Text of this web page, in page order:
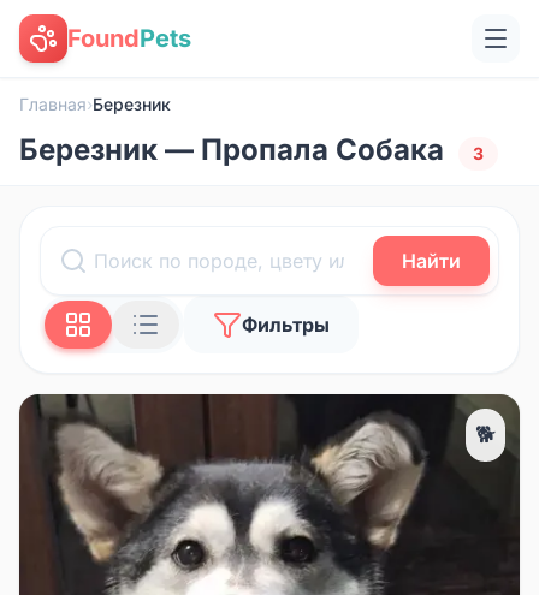
FoundPets
Главная›Березник
Березник — Пропала Собака 3
Найти
Фильтры
🐕